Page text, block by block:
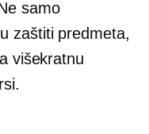
samo
zaštiti predmeta,
višekratnu